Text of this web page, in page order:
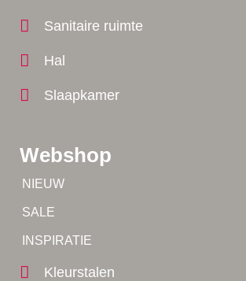
Webshop
NIEUW
SALE
INSPIRATIE
Kleurstalen
Sanitaire ruimte
Hal
Slaapkamer